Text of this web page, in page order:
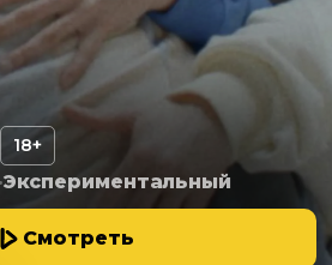
18+
Экспериментальный
Смотреть